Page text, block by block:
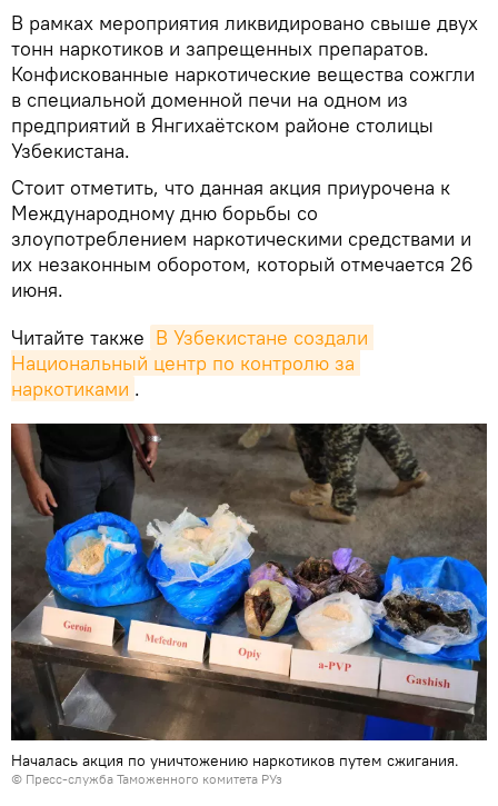
В рамках мероприятия ликвидировано свыше двух
тонн наркотиков и запрещенных препаратов.
Конфискованные наркотические вещества сожгли
в специальной доменной печи на одном из
предприятий в Янгихаётском районе столицы
Узбекистана.
Стоит отметить, что данная акция приурочена к
Международному дню борьбы со
злоупотреблением наркотическими средствами и
их незаконным оборотом, который отмечается 26
июня.
Читайте также В Узбекистане создали
Национальный центр по контролю за
наркотиками .
Началась акция по уничтожению наркотиков путем сжигания.
© Пресс-служба Таможенного комитета РУз